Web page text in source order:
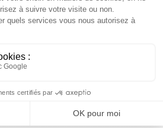
le lycopène est également
antioxydant. Des
et aider à lutter contre les
entre autres. En outre, la
de vitamine C et de
de la peau et à l’amélioration du